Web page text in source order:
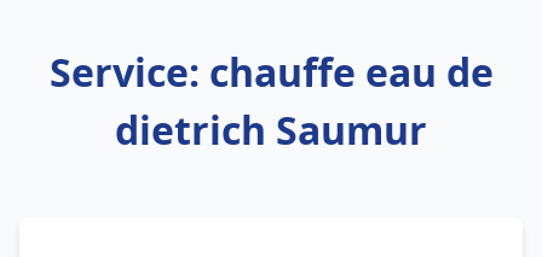
Service: chauffe eau de
dietrich Saumur